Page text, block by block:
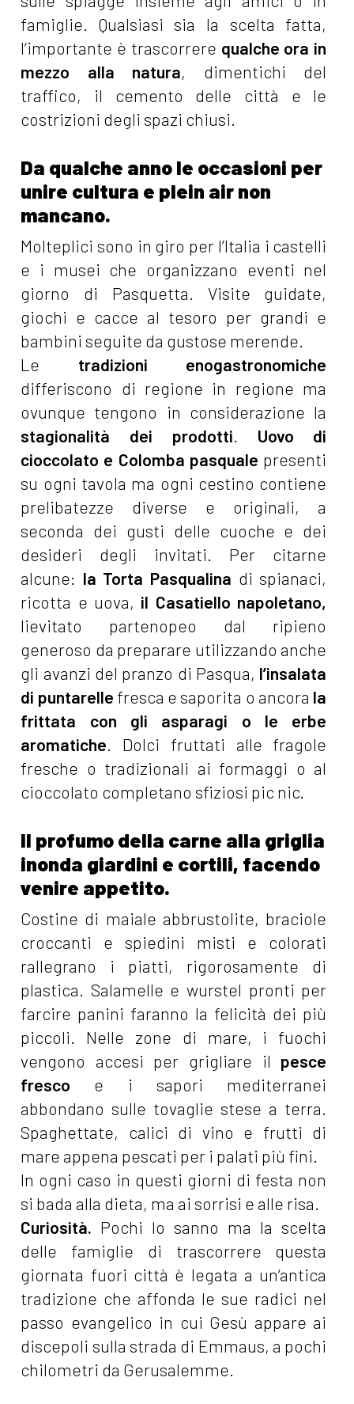
famiglie. Qualsiasi sia la scelta fatta,
l’importante è trascorrere qualche ora in
mezzo alla natura, dimentichi del
traffico, il cemento delle città e le
costrizioni degli spazi chiusi.
Da qualche anno le occasioni per
unire cultura e plein air non
mancano.
Molteplici sono in giro per l’Italia i castelli
e i musei che organizzano eventi nel
giorno di Pasquetta. Visite guidate,
giochi e cacce al tesoro per grandi e
bambini seguite da gustose merende.
Le tradizioni enogastronomiche
differiscono di regione in regione ma
ovunque tengono in considerazione la
stagionalità dei prodotti. Uovo di
cioccolato e Colomba pasquale presenti
su ogni tavola ma ogni cestino contiene
prelibatezze diverse e originali, a
seconda dei gusti delle cuoche e dei
desideri degli invitati. Per citarne
alcune: la Torta Pasqualina di spianaci,
ricotta e uova, il Casatiello napoletano,
lievitato partenopeo dal ripieno
generoso da preparare utilizzando anche
gli avanzi del pranzo di Pasqua, l’insalata
di puntarelle fresca e saporita o ancora la
frittata con gli asparagi o le erbe
aromatiche. Dolci fruttati alle fragole
fresche o tradizionali ai formaggi o al
cioccolato completano sfiziosi pic nic.
Il profumo della carne alla griglia
inonda giardini e cortili, facendo
venire appetito.
Costine di maiale abbrustolite, braciole
croccanti e spiedini misti e colorati
rallegrano i piatti, rigorosamente di
plastica. Salamelle e wurstel pronti per
farcire panini faranno la felicità dei più
piccoli. Nelle zone di mare, i fuochi
vengono accesi per grigliare il pesce
fresco e i sapori mediterranei
abbondano sulle tovaglie stese a terra.
Spaghettate, calici di vino e frutti di
mare appena pescati per i palati più fini.
In ogni caso in questi giorni di festa non
si bada alla dieta, ma ai sorrisi e alle risa.
Curiosità. Pochi lo sanno ma la scelta
delle famiglie di trascorrere questa
giornata fuori città è legata a un’antica
tradizione che affonda le sue radici nel
passo evangelico in cui Gesù appare ai
discepoli sulla strada di Emmaus, a pochi
chilometri da Gerusalemme.